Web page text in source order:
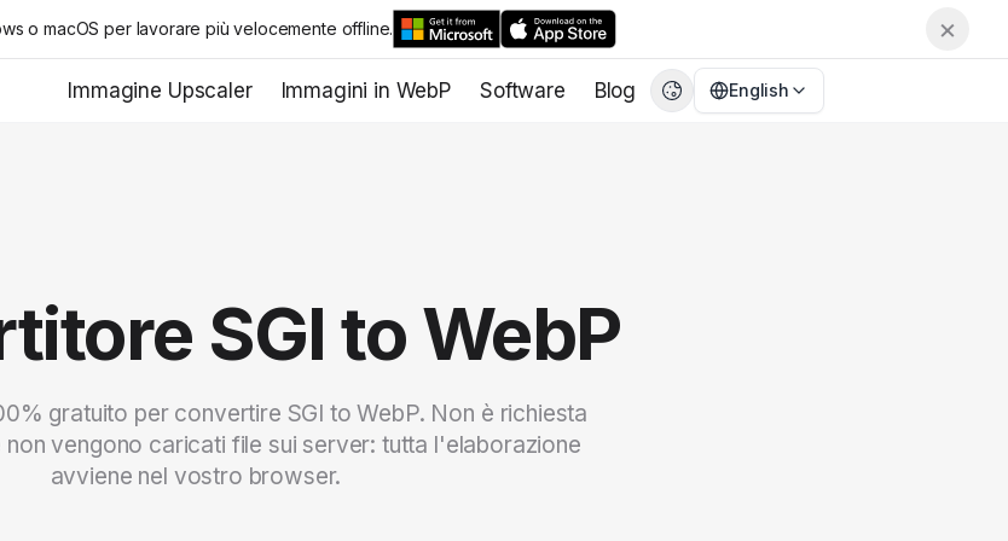
o macOS per lavorare più velocemente offline. ×
Immagine Upscaler Immagini in WebP Software Blog English
FR Français
IT
SGI to WebP
gratuito per convertire SGI to WebP. Non è richiesta
non vengono caricati file sui server: tutta l'elaborazione
avviene nel vostro browser.